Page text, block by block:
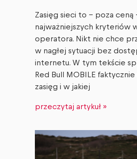
Zasięg sieci to – poza ceną
najważniejszych kryteriów
operatora. Nikt nie chce
w nagłej sytuacji bez
internetu. W tym tekście
Red Bull MOBILE
zasięg i w jakiej
przeczytaj artykuł »